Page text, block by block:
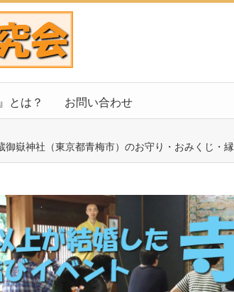
とは？ お問い合わせ
御嶽神社（東京都青梅市）のお守り・おみくじ・縁